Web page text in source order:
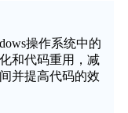
操作系统中的
和代码重用，减
并提高代码的效